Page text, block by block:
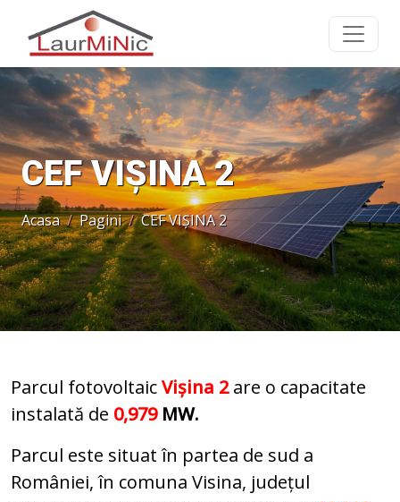
CEF VIȘINA 2
Acasa Pagini CEF VIȘINA 2
Parcul fotovoltaicVișina 2are o capacitate
instalată de 0,979 MW.
Parcul este situat în partea de sud a
României, în comuna Visina, județul